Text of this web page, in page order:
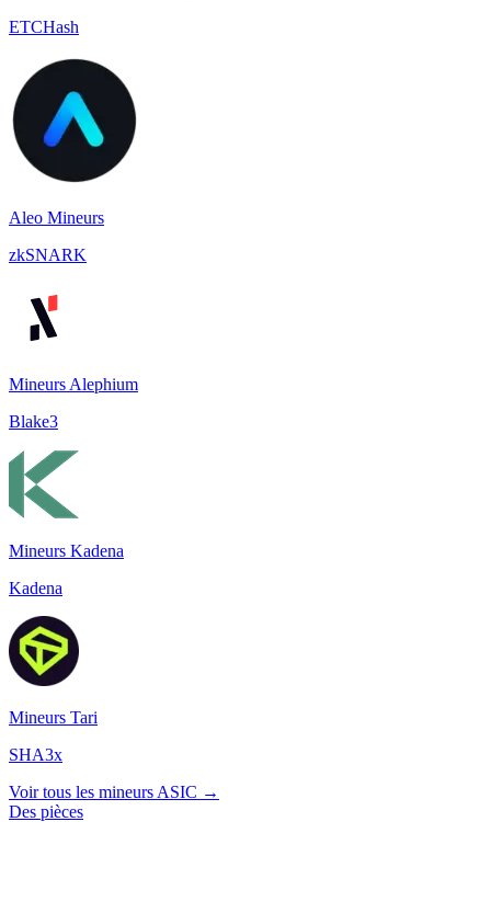
ETCHash
Aleo Mineurs
zkSNARK
Mineurs Alephium
Blake3
Mineurs Kadena
Kadena
Mineurs Tari
SHA3x
Voir tous les mineurs ASIC →
Des pièces